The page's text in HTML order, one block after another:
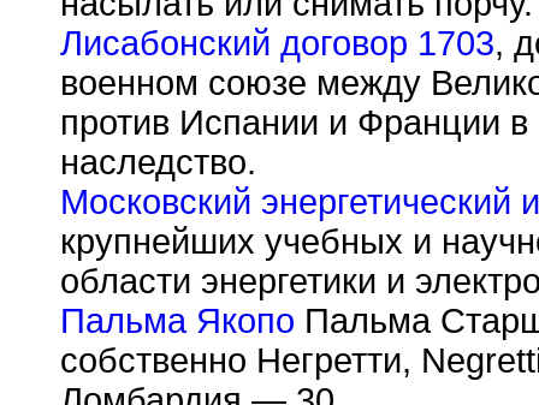
Лисабонский договор 1703,
военном союзе между
против Испании и Франции в
наследство.
Московский энергетический
крупнейших учебных и
области энергетики и
Пальма Якопо Пальма
собственно Негретти,